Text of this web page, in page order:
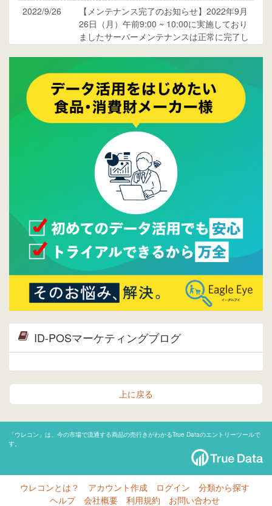
2022/9/26
【メンテナンス完了のお知らせ】2022年9月
26日（月）午前9:00 ~ 10:00に実施しており
ましたサーバーメンテナンスは正常に完了し
ご覧ください。
2015/10/19
ウレコンのサイト機能を大幅バージョンアッ
プ。詳細はこちら。⇒告知ページへ
2015/09/28
ウレコンが機能拡充し、サイトリニューアル
しました。⇒
ウレコンFacebook
Facebookページを開設しました。詳細は
ら。
ウレコンサイトリリースしました。
ID-POSマーケティングブログ
上に戻る
「ウレコン」は、今の市場で流通する商品の売行きがわかるTrue Dataのエントリーツールで
す。
ウレコンとは？ アカウント作成 ログイン
分類から探す
ヘルプ
会社概要 利用規約 お問い合わせ